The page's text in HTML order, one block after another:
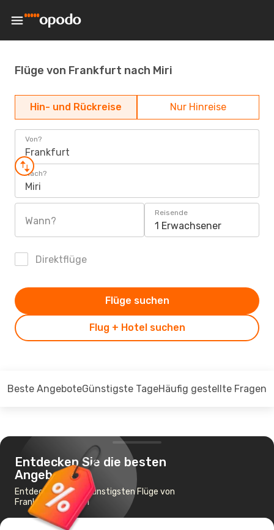
Flüge von Frankfurt nach Miri
Hin- und Rückreise Nur Hinreise
Von?
Frankfurt
Nach?
Miri
Wann?
Reisende
1 Erwachsener
Direktflüge
Flug + Hotel suchen
Flüge suchen
Beste AngeboteGünstigste TageHäufig gestellte Fragen
Entdecken Sie die besten
Angebote
Entdecken Sie die günstigsten Flüge von
Frankfurt nach Miri